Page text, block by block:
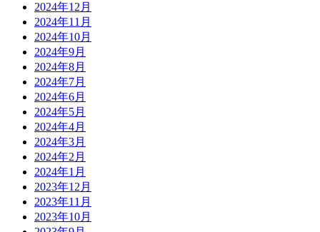
2024年12月
2024年11月
2024年10月
2024年9月
2024年8月
2024年7月
2024年6月
2024年5月
2024年4月
2024年3月
2024年2月
2024年1月
2023年12月
2023年11月
2023年10月